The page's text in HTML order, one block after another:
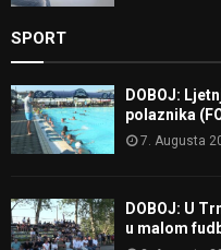
SPORT
DOBOJ:
polaznika
7. Augusta
DOBOJ: U
u malom